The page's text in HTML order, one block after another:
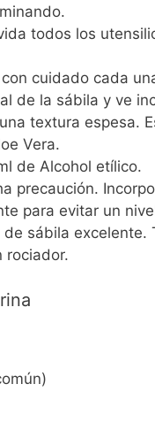
todos los
cuidado cada
de la sábila y ve
textura espesa.
Vera.
de Alcohol etílico.
precaución.
para evitar un
sábila excelente.
rociador.